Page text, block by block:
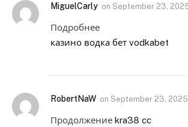
MiguelCarly on September 23,
Подробнее
казино водка бет vodkabet
RobertNaW on September 23,
Продолжение kra38 cc